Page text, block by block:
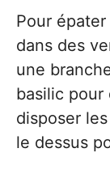
Pour
dans des
une
basilic pour
disposer
le dessus